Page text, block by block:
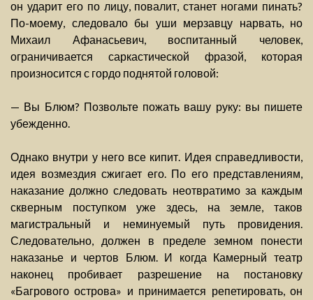
он ударит его по лицу, повалит, станет ногами пинать?
По-моему, следовало бы уши мерзавцу нарвать, но
Михаил Афанасьевич, воспитанный человек,
ограничивается саркастической фразой, которая
произносится с гордо поднятой головой:
— Вы Блюм? Позвольте пожать вашу руку: вы пишете
убежденно.
Однако внутри у него все кипит. Идея справедливости,
идея возмездия сжигает его. По его представлениям,
наказание должно следовать неотвратимо за каждым
скверным поступком уже здесь, на земле, таков
магистральный и неминуемый путь провидения.
Следовательно, должен в пределе земном понести
наказанье и чертов Блюм. И когда Камерный театр
наконец пробивает разрешение на постановку
«Багрового острова» и принимается репетировать, он